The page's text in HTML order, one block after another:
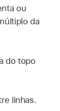
ou
da
do topo
linhas.